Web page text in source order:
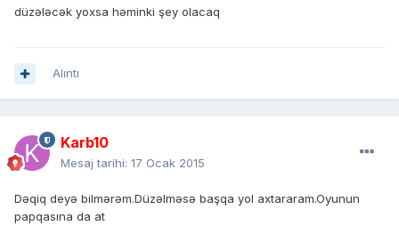
düzələcək yoxsa həminki şey olacaq
Alıntı
Karb10
Mesaj tarihi: 17 Ocak 2015
Dəqiq deyə bilmərəm.Düzəlməsə başqa yol axtararam.Oyunun
papqasına da at